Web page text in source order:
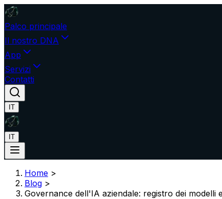
Palco principale
Il nostro DNA
App
Servizi
Contatti
IT
IT
Home >
Blog >
Governance dell'IA aziendale: registro dei modelli